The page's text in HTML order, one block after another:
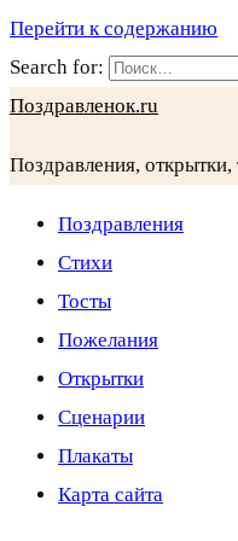
Перейти к содержанию
Search for:
Поздравленок.ru
Поздравления,
Поздравления
Стихи
Тосты
Пожелания
Открытки
Сценарии
Плакаты
Карта сайта